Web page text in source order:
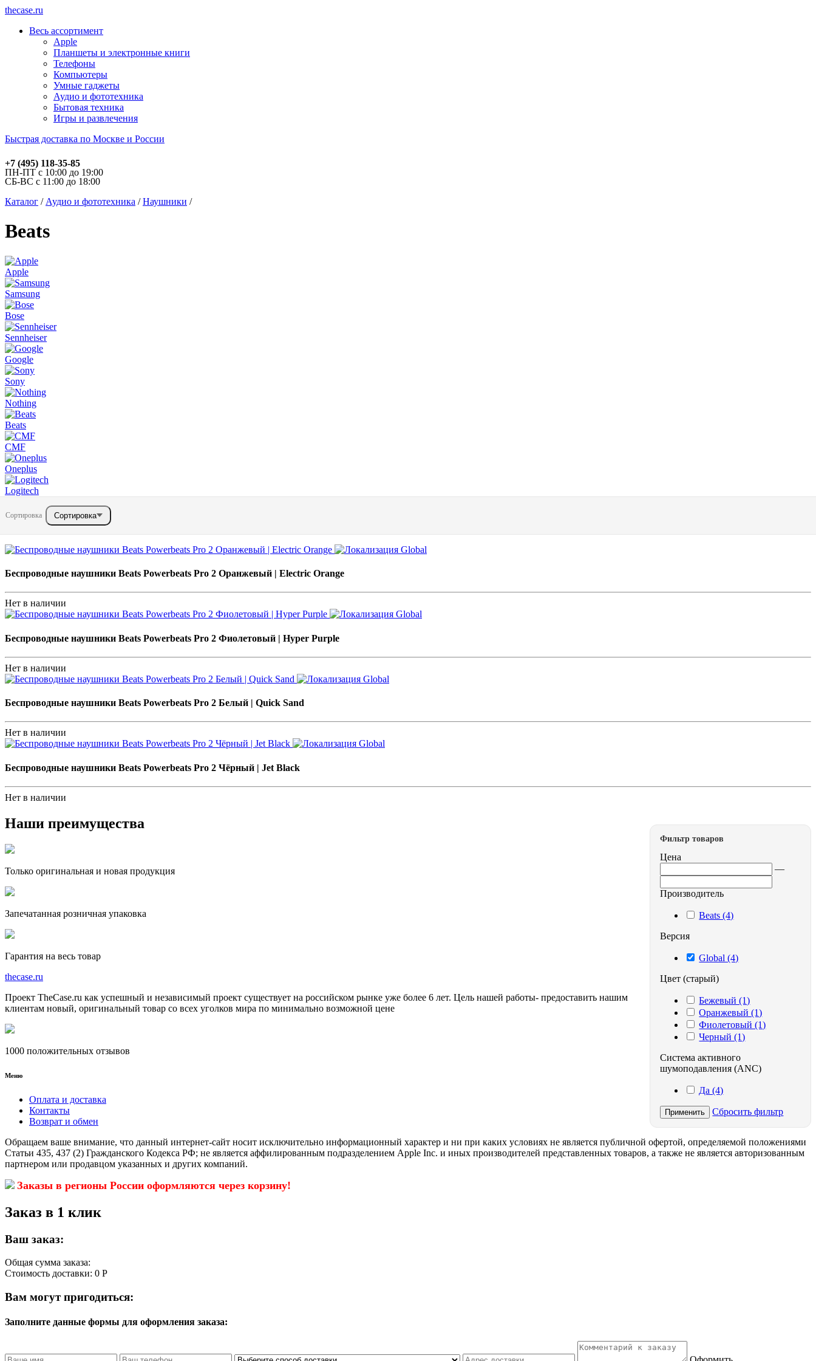
thecase.ru
Весь ассортимент
Apple
Планшеты и электронные книги
Телефоны
Компьютеры
Умные гаджеты
Аудио и фототехника
Бытовая техника
Игры и развлечения
Быстрая доставка по Москве и России
+7 (495) 118-35-85
ПН-ПТ с 10:00 до 19:00
СБ-ВС с 11:00 до 18:00
Каталог / Аудио и фототехника /Наушники /
Beats
Apple
Samsung
Bose
Sennheiser
Google
Sony
Nothing
Beats
CMF
Oneplus
Logitech
Сортировка Сортировка
Беспроводные наушники Beats Powerbeats Pro 2 Оранжевый | Electric Orange
Нет в наличии
Беспроводные наушники Beats Powerbeats Pro 2 Фиолетовый | Hyper Purple
Нет в наличии
Беспроводные наушники Beats Powerbeats Pro 2 Белый | Quick Sand
Нет в наличии
Беспроводные наушники Beats Powerbeats Pro 2 Чёрный | Jet Black
Нет в наличии
Фильтр товаров
Цена
—
Производитель
Beats (4)
Версия
Global (4)
Цвет (старый)
Бежевый (1)
Оранжевый (1)
Фиолетовый (1)
Черный (1)
Система активного
шумоподавления (ANC)
Да (4)
Применить Сбросить фильтр
Наши преимущества
Только оригинальная и новая продукция
Запечатанная розничная упаковка
Гарантия на весь товар
thecase.ru
Проект TheCase.ru как успешный и независимый проект существует на российском рынке уже более 6 лет. Цель нашей работы- предоставить нашим
клиентам новый, оригинальный товар со всех уголков мира по минимально возможной цене
1000 положительных отзывов
Меню
Оплата и доставка
Контакты
Возврат и обмен
Обращаем ваше внимание, что данный интернет-сайт носит исключительно информационный характер и ни при каких условиях не является публичной офертой, определяемой положениями
Статьи 435, 437 (2) Гражданского Кодекса РФ; не является аффилированным подразделением Apple Inc. и иных производителей представленных товаров, а также не является авторизованным
партнером или продавцом указанных и других компаний.
Заказы в регионы России оформляются через корзину!
Заказ в 1 клик
Ваш заказ:
Общая сумма заказа:
Стоимость доставки: 0 Р
Вам могут пригодиться:
Заполните данные формы для оформления заказа: